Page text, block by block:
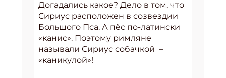
Догадались какое? Дело в том, что
Сириус расположен в созвездии
Большого Пса. А пёс по-латински
«канис». Поэтому римляне
называли Сириус собачкой –
«каникулой»!